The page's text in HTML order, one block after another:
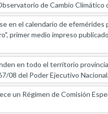
de Cambio
en el calendario de efemérides
primer medio impreso
en todo el territorio
08 del Poder Ejecutivo
un Régimen de Comisión